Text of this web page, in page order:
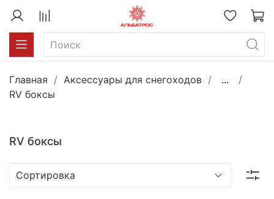
Главная Аксессуары для снегоходов
...
RV боксы
RV боксы